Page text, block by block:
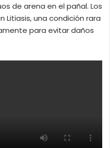
de arena en el pañal. Los
una condición rara
para evitar daños